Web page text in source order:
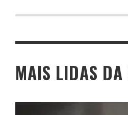
MAIS LIDAS DA